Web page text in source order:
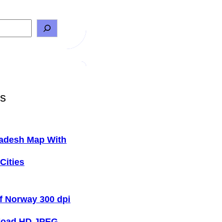
Map With
Norway 300 dpi